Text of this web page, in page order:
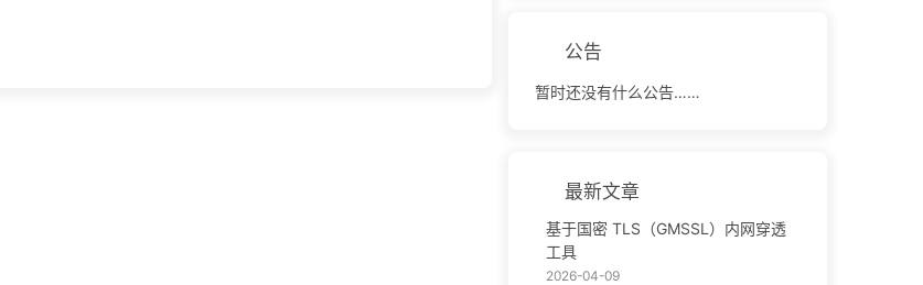
公告
暂时还没有什么公告……
最新文章
基于国密 TLS（GMSSL）内网穿透
工具
2026-04-09